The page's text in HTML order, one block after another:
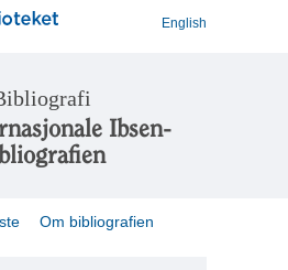
English
Ibsen-
Om bibliografien